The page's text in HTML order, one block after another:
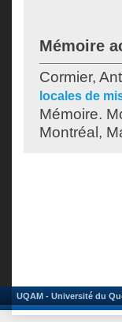
Mémoire
Cormier,
locales de
Mémoire.
Montréal,
UQAM - Université du